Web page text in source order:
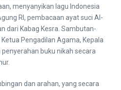
menyanyikan lagu Indonesia
RI, pembacaan ayat suci Al-
dari Kabag Kesra. Sambutan-
Pengadilan Agama, Kepala
penyerahan buku nikah secara
dan arahan, yang secara